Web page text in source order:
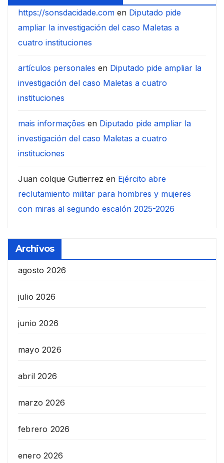
https://sonsdacidade.com en Diputado pide
ampliar la investigación del caso Maletas a
cuatro instituciones
artículos personales en Diputado pide ampliar la
investigación del caso Maletas a cuatro
instituciones
mais informações en Diputado pide ampliar la
investigación del caso Maletas a cuatro
instituciones
Juan colque Gutierrez en Ejército abre
reclutamiento militar para hombres y mujeres
con miras al segundo escalón 2025-2026
Archivos
agosto 2026
julio 2026
junio 2026
mayo 2026
abril 2026
marzo 2026
febrero 2026
enero 2026